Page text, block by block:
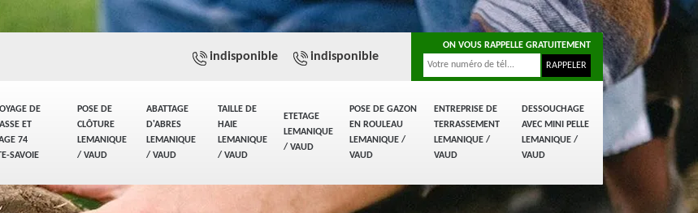
DE
ET
74
SAVOIE
POSE DE
CLÔTURE
LEMANIQUE
/ VAUD
ABATTAGE
D'ABRES
LEMANIQUE
/ VAUD
TAILLE DE
HAIE
LEMANIQUE
/ VAUD
ETETAGE
LEMANIQUE
/ VAUD
POSE DE GAZON
EN ROULEAU
LEMANIQUE /
VAUD
ENTREPRISE DE
TERRASSEMENT
LEMANIQUE /
VAUD
DESSOUCHAGE
AVEC MINI PELLE
LEMANIQUE /
VAUD
indisponible indisponible
ON VOUS RAPPELLE GRATUITEMENT